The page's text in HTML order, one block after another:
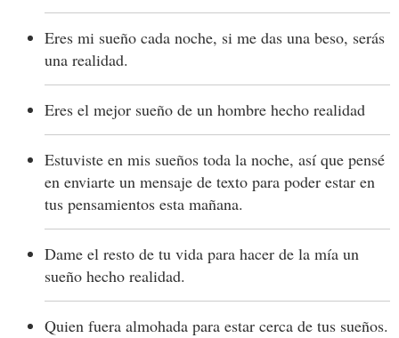
Eres mi sueño cada noche, si me das una beso, serás
una realidad.
Eres el mejor sueño de un hombre hecho realidad
Estuviste en mis sueños toda la noche, así que pensé
en enviarte un mensaje de texto para poder estar en
tus pensamientos esta mañana.
Dame el resto de tu vida para hacer de la mía un
sueño hecho realidad.
Quien fuera almohada para estar cerca de tus sueños.